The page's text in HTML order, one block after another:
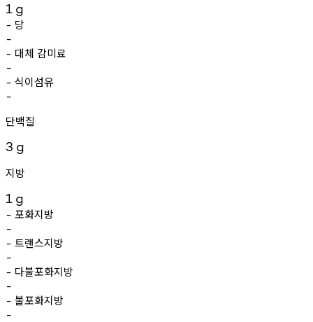
1 g
- 당
-
- 대체 감미료
-
- 식이섬유
-
단백질
3 g
지방
1 g
- 포화지방
-
- 트랜스지방
-
- 다불포화지방
-
- 불포화지방
-